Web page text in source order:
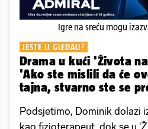
Igre na sreću mogu
JESTE LI GLEDALI?
Drama u kući 'Života
'Ako ste mislili da će
tajna, stvarno ste se
Podsjetimo, Dominik dolazi
kao fizioterapeut, dok se u